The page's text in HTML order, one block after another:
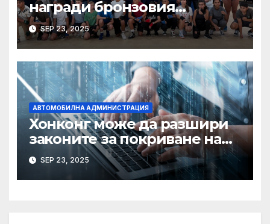
награди бронзовия
медалист от Световното по
бокс Радослав Росенов
SEP 23, 2025
АВТОМОБИЛНА АДМИНИСТРАЦИЯ
Хонконг може да разшири
законите за покриване на
използването на ИИ при
сексуални престъпления,
казва началникът на
SEP 23, 2025